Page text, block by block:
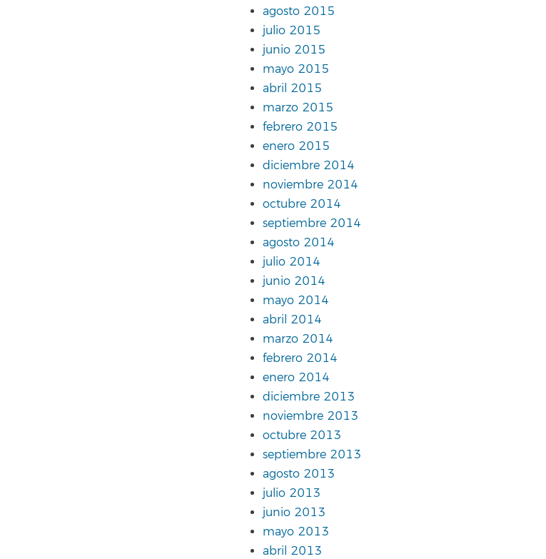
agosto 2015
julio 2015
junio 2015
mayo 2015
abril 2015
marzo 2015
febrero 2015
enero 2015
diciembre 2014
noviembre 2014
octubre 2014
septiembre 2014
agosto 2014
julio 2014
junio 2014
mayo 2014
abril 2014
marzo 2014
febrero 2014
enero 2014
diciembre 2013
noviembre 2013
octubre 2013
septiembre 2013
agosto 2013
julio 2013
junio 2013
mayo 2013
abril 2013